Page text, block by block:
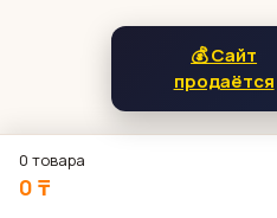
💰 Сайт
продаётся
0 товара
0 ₸